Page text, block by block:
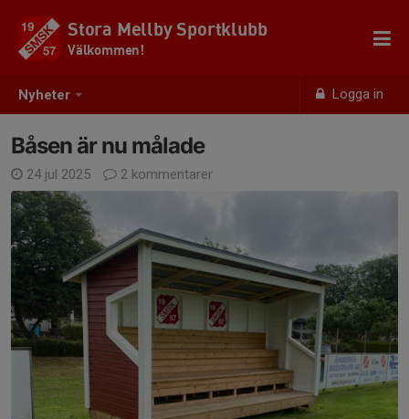
Nyheter Logga in
Stora Mellby Sportklubb
Välkommen!
Båsen är nu målade
24 jul 2025 2 kommentarer